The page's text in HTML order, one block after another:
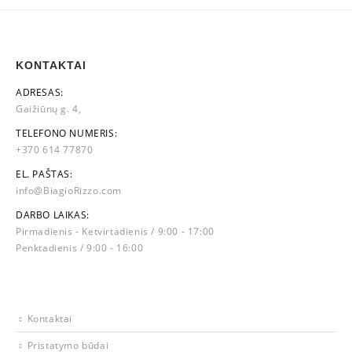
KONTAKTAI
ADRESAS:
Gaižiūnų g. 4,
TELEFONO NUMERIS:
+370 614 77870
EL. PAŠTAS:
info@BiagioRizzo.com
DARBO LAIKAS:
Pirmadienis - Ketvirtadienis / 9:00 - 17:00
Penktadienis / 9:00 - 16:00
Kontaktai
Pristatymo būdai